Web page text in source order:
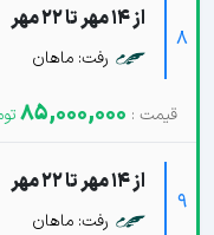
8
از 14 مهر تا 22 مهر
رفت: ماهان
85,000,000
9
از 14 مهر تا 22 مهر
رفت: ماهان